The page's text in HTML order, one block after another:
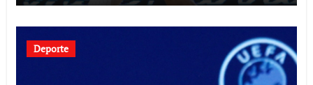
Deporte